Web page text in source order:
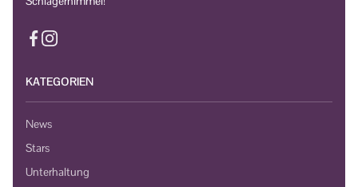
KATEGORIEN
News
Stars
Unterhaltung